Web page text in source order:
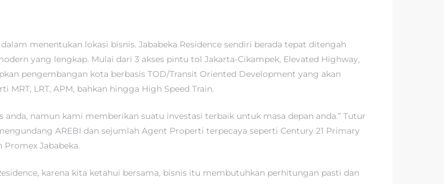
menentukan lokasi bisnis. Jababeka Residence sendiri berada tepat ditengah
yang lengkap. Mulai dari 3 akses pintu tol Jakarta-Cikampek, Elevated Highway,
pengembangan kota berbasis TOD/Transit Oriented Development yang akan
LRT, APM, bahkan hingga High Speed Train.
namun kami memberikan suatu investasi terbaik untuk masa depan anda.” Tutur
AREBI dan sejumlah Agent Properti terpecaya seperti Century 21 Primary
Promex Jababeka.
karena kita ketahui bersama, bisnis itu membutuhkan perhitungan pasti dan